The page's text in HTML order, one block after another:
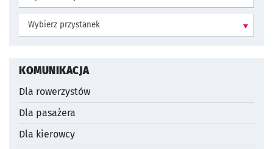
Wybierz przystanek:
KOMUNIKACJA
Dla rowerzystów
Dla pasażera
Dla kierowcy